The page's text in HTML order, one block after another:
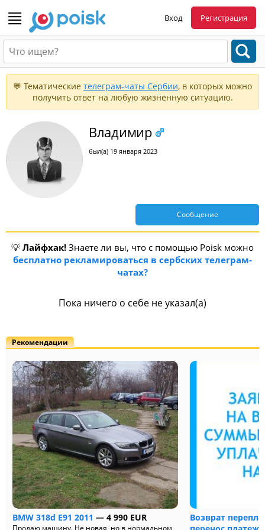
Вход Регистрация
💬 Тематические телеграм-чаты Сербии, в которых можно
получить ответ на любую жизненную ситуацию.
Владимир
был(а) 19 января 2023
Сообщение
💡 Лайфхак! Знаете ли вы, что с помощью Poisk можно
бесплатно рекламироваться в сербских телеграм-
чатах?
Пока ничего о себе не указал(а)
Рекомендации
BMW 318d E91 2011 — 4 990 EUR
Продаю машину. Не новая, но в нормальном
Возврат